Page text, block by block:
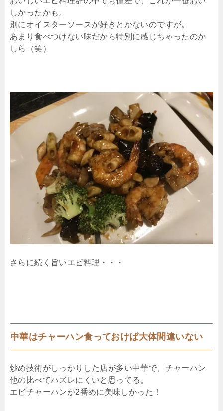
しかったかも。
別にオイスターソースが好きとかないのですが。
あまり食べつけない味だから特別に感じちゃったのか
しら（笑）
さらに続く旨いエビ料理・・・
中華はチャーハン食っておけば大体間違いない
炒め技術がしっかりした店が多い中華で、チャーハン
他の比べてハズレにくいと思ってる。
エビチャーハンが2番めに美味しかった！